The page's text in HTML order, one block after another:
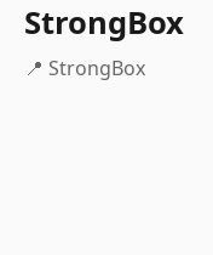
StrongBox
📍 StrongBox